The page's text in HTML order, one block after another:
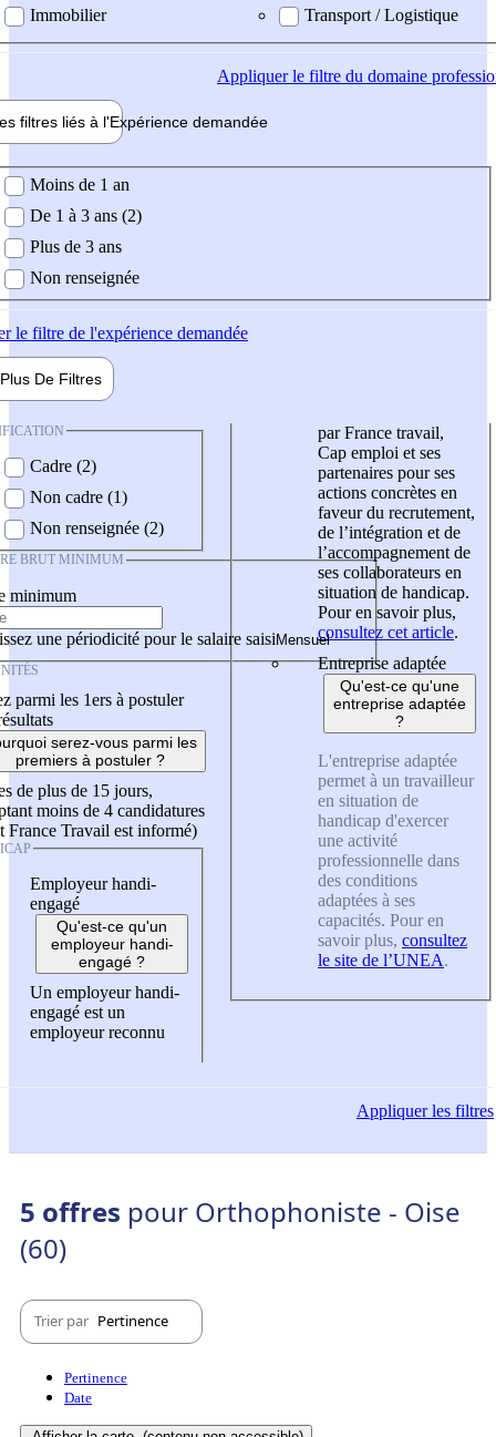
Immobilier
Transport / Logistique
Appliquerle filtre du domaine
filtres liés à l'Expérience demandée
demandée
Moins de 1 an
De 1 à 3 ans (2)
Plus de 3 ans
Non renseignée
le filtre de l'expérience demandée
Plus De Filtres
Cadre (2)
Non cadre (1)
Non renseignée (2)
BRUT MINIMUM
minimum
une périodicité pour le salaire saisi
parmi les 1ers à postuler
serez-vous parmi les
premiers à postuler ?
de plus de 15 jours,
moins de 4 candidatures
France Travail est informé)
Employeur handi-
engagé
Qu'est-ce qu'un
employeur handi-
engagé ?
Un employeur handi-
engagé est un
employeur reconnu
par France travail,
Cap emploi et ses
partenaires pour ses
actions concrètes en
faveur du recrutement,
de l’intégration et de
l’accompagnement de
ses collaborateurs en
situation de handicap.
Pour en savoir plus,
consultez cet article.
Entreprise adaptée
Qu'est-ce qu'une
entreprise adaptée
?
L'entreprise adaptée
permet à un travailleur
en situation de
handicap d'exercer
une activité
professionnelle dans
des conditions
adaptées à ses
capacités. Pour en
savoir plus, consultez
le site de l’UNEA.
Appliquerles filtres
5 offres pour Orthophoniste - Oise
(60)
Trier par Pertinence
Pertinence
Date